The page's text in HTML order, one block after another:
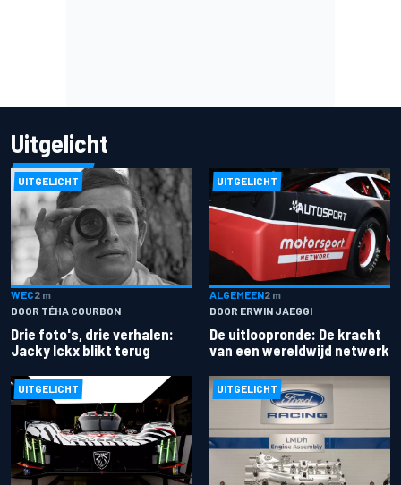
Uitgelicht
UITGELICHT
WEC2 m
DOOR TÉHA COURBON
Drie foto's, drie verhalen:
Jacky Ickx blikt terug
UITGELICHT
ALGEMEEN2 m
DOOR ERWIN JAEGGI
De uitloopronde: De kracht
van een wereldwijd netwerk
UITGELICHT UITGELICHT